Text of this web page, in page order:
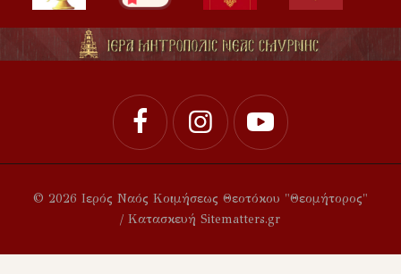
© 2026 Ιερός Ναός Κοιμήσεως Θεοτόκου "Θεομήτορος"
/ Κατασκευή Sitematters.gr